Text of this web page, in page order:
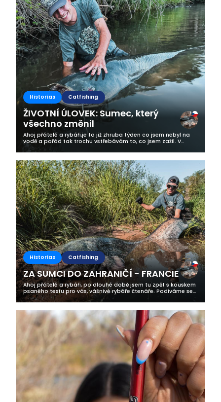
Historias Catfishing
ŽIVOTNÍ ÚLOVEK: Sumec, který
všechno změnil
Ahoj přátelé a rybáři,je to již zhruba týden co jsem nebyl na
vodě a pořád tak trochu vstřebávám to, co jsem zažil. V
tomto článku se s vámi podělím o jeden ze svých zážitků, ke
kterému jsem mířil...
Historias Catfishing
ZA SUMCI DO ZAHRANIČÍ - FRANCIE
Ahoj přátelé a rybáři, po dlouhé době jsem tu zpět s kouskem
psaného textu pro vás, vášnivé rybáře čtenáře. Podíváme se
na příběh z našeho francouzkého tažení, které jsem dnes již
tradičně podnikl...